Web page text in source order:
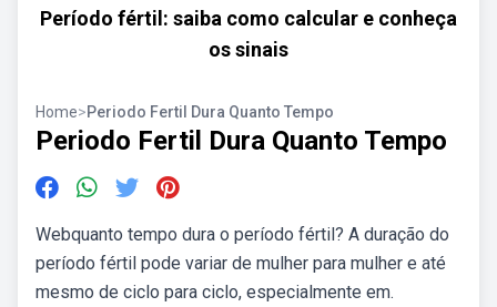
Período fértil: saiba como calcular e conheça
os sinais
Home>Periodo Fertil Dura Quanto Tempo
Periodo Fertil Dura Quanto Tempo
Webquanto tempo dura o período fértil? A duração do
período fértil pode variar de mulher para mulher e até
mesmo de ciclo para ciclo, especialmente em.